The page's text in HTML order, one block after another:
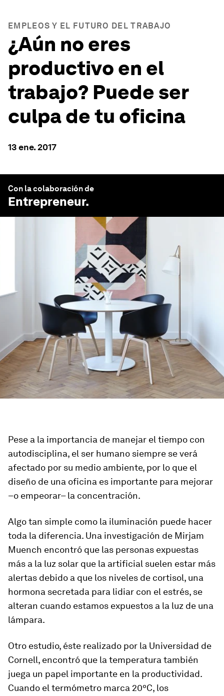
EMPLEOS Y EL FUTURO DEL TRABAJO
¿Aún no eres
productivo en el
trabajo? Puede ser
culpa de tu oficina
13 ene. 2017
Con la colaboración de
Entrepreneur.
Pese a la importancia de manejar el tiempo con
autodisciplina, el ser humano siempre se verá
afectado por su medio ambiente, por lo que el
diseño de una oficina es importante para mejorar
–o empeorar– la concentración.
Algo tan simple como la iluminación puede hacer
toda la diferencia. Una investigación de Mirjam
Muench encontró que las personas expuestas
más a la luz solar que la artificial suelen estar más
alertas debido a que los niveles de cortisol, una
hormona secretada para lidiar con el estrés, se
alteran cuando estamos expuestos a la luz de una
lámpara.
Otro estudio, éste realizado por la Universidad de
Cornell, encontró que la temperatura también
juega un papel importante en la productividad.
Cuando el termómetro marca 20ºC, los